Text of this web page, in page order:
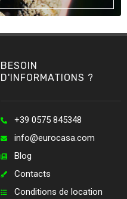
BESOIN
D'INFORMATIONS ?
+39 0575 845348
info@eurocasa.com
Blog
Contacts
Conditions de location